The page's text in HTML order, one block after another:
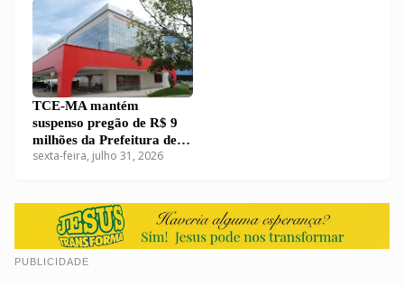
TCE-MA mantém
suspenso pregão de R$ 9
milhões da Prefeitura de
Carutapera para compra
sexta-feira, julho 31, 2026
PUBLICIDADE